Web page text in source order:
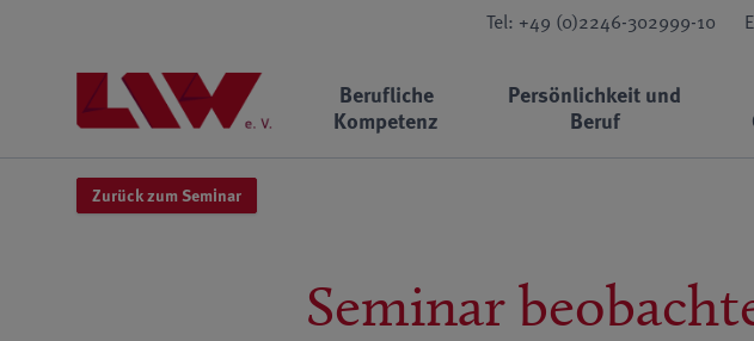
Tel: +49 (0)2246-302999-10
Berufliche
Kompetenz
Persönlichkeit und
Beruf
Zurück zum Seminar
Seminar